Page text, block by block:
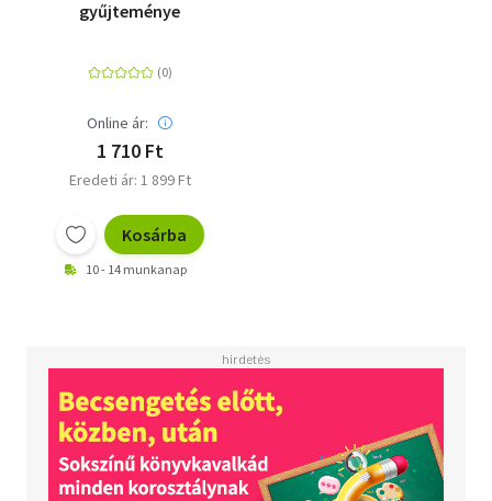
gyűjteménye
Online ár:
1 710 Ft
Eredeti ár: 1 899 Ft
Kosárba
10 - 14 munkanap